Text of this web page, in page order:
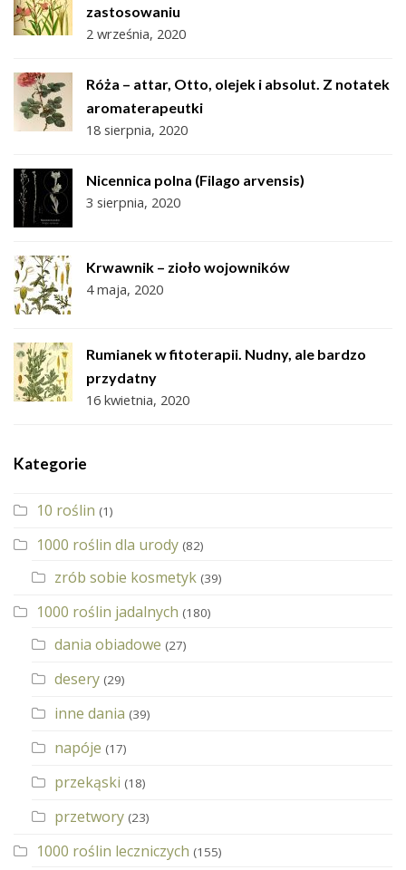
zastosowaniu
2 września, 2020
Róża – attar, Otto, olejek i absolut. Z notatek
aromaterapeutki
18 sierpnia, 2020
Nicennica polna (Filago arvensis)
3 sierpnia, 2020
Krwawnik – zioło wojowników
4 maja, 2020
Rumianek w fitoterapii. Nudny, ale bardzo
przydatny
16 kwietnia, 2020
Kategorie
10 roślin (1)
1000 roślin dla urody (82)
zrób sobie kosmetyk (39)
1000 roślin jadalnych (180)
dania obiadowe (27)
desery (29)
inne dania (39)
napóje (17)
przekąski (18)
przetwory (23)
1000 roślin leczniczych (155)